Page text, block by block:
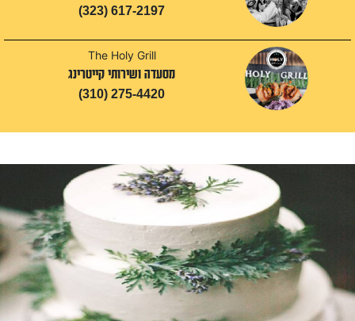
(323) 617-2197
The Holy Grill
מסעדה ושירותי קייטרינג
(310) 275-4420